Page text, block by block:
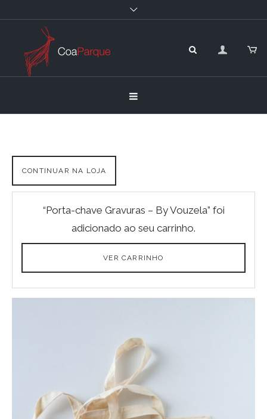
CONTINUAR NA LOJA
“Porta-chave Gravuras – By Vouzela” foi
adicionado ao seu carrinho.
VER CARRINHO